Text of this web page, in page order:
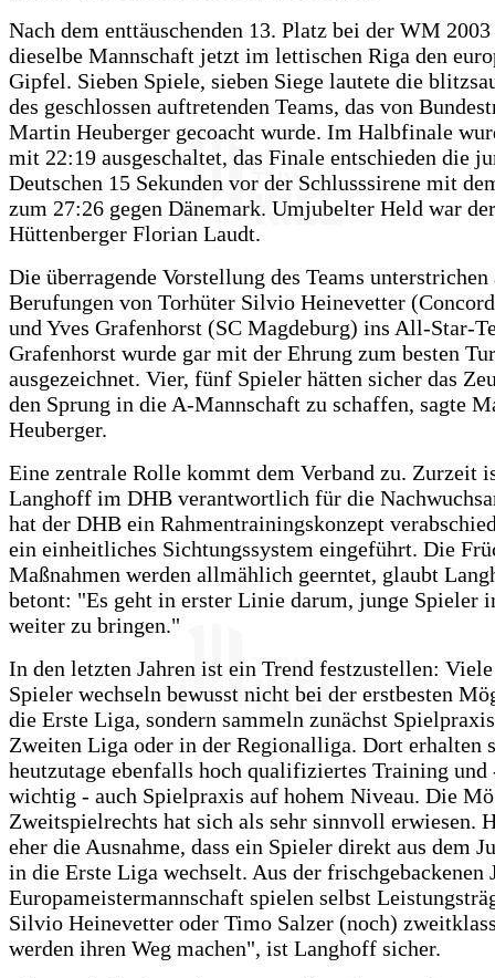
Nach dem enttäuschenden 13. Platz bei der WM
dieselbe Mannschaft jetzt im lettischen Riga den
Gipfel. Sieben Spiele, sieben Siege lautete die
des geschlossen auftretenden Teams, das von
Martin Heuberger gecoacht wurde. Im Halbfinale
mit 22:19 ausgeschaltet, das Finale entschieden die
Deutschen 15 Sekunden vor der Schlusssirene mit
zum 27:26 gegen Dänemark. Umjubelter Held war der
Hüttenberger Florian Laudt.
Die überragende Vorstellung des Teams unterstrichen
Berufungen von Torhüter Silvio Heinevetter
und Yves Grafenhorst (SC Magdeburg) ins All-Star-
Grafenhorst wurde gar mit der Ehrung zum besten
ausgezeichnet. Vier, fünf Spieler hätten sicher das
den Sprung in die A-Mannschaft zu schaffen, sagte
Heuberger.
Eine zentrale Rolle kommt dem Verband zu. Zurzeit
Langhoff im DHB verantwortlich für die
hat der DHB ein Rahmentrainingskonzept
ein einheitliches Sichtungssystem eingeführt. Die
Maßnahmen werden allmählich geerntet, glaubt
betont: "Es geht in erster Linie darum, junge Spieler
weiter zu bringen."
In den letzten Jahren ist ein Trend festzustellen:
Spieler wechseln bewusst nicht bei der erstbesten
die Erste Liga, sondern sammeln zunächst
Zweiten Liga oder in der Regionalliga. Dort erhalten
heutzutage ebenfalls hoch qualifiziertes Training und
wichtig - auch Spielpraxis auf hohem Niveau. Die
Zweitspielrechts hat sich als sehr sinnvoll erwiesen.
eher die Ausnahme, dass ein Spieler direkt aus dem
in die Erste Liga wechselt. Aus der frischgebackenen
Europameistermannschaft spielen selbst
Silvio Heinevetter oder Timo Salzer (noch)
werden ihren Weg machen", ist Langhoff sicher.